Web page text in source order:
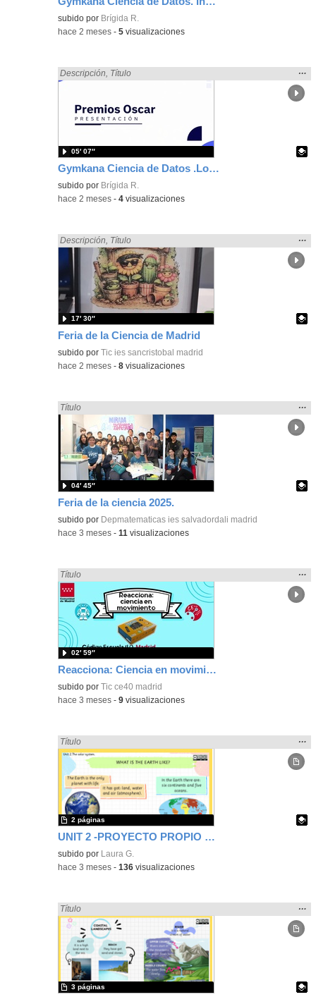
Contenido educativo.
subido por Brígida R.
-hace 2 meses -5 visualizaciones
Gymkana Ciencia de Datos .Los premios Óscar
Encontrado «Ciencias» en:
Descripción Título
la
…
Contenido educativo.
subido por Brígida R.
05′ 07″
-hace 2 meses -4 visualizaciones
Feria de la Ciencia de Madrid
Encontrado «Ciencias» en:
Descripción Título
la
…
Contenido educativo.
subido porTic ies sancristobal madrid
17′ 30″
-hace 2 meses -8 visualizaciones
Feria de la ciencia 2025.
Encontrado «Ciencias» en:
Título
la
…
Contenido educativo.
subido por Depmatematicas ies salvadordali madrid
04′ 45″
-hace 3 meses -11 visualizaciones
Reacciona: Ciencia en movimiento
Encontrado «Ciencias» en:
Título
la
…
subido porTic ce40 madrid
02′ 59″
-hace 3 meses -9 visualizaciones
UNIT 2 -PROYECTO PROPIO DE CIENCIAS 1ER CICLO- CEIP FGL
Encontrado «Ciencias» en:
Título
la
…
Contenido educativo.
subido por Laura G.
2 páginas
-hace 3 meses -136 visualizaciones
Encontrado «Ciencias» en:
Título
la
…
3 páginas